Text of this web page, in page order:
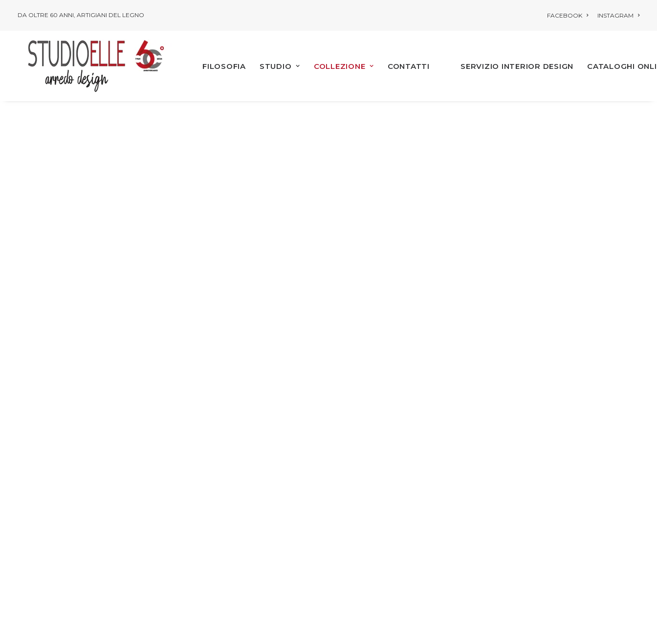
DA OLTRE 60 ANNI, ARTIGIANI DEL LEGNO FACEBOOK INSTAGRAM
FILOSOFIA STUDIO COLLEZIONE CONTATTI SERVIZIO INTERIOR DESIGN CATALOGHI